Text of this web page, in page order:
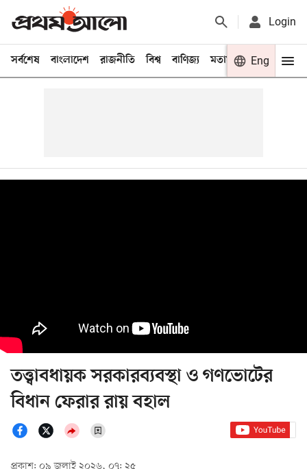
Login
সর্বশেষ বাংলাদেশ রাজনীতি বিশ্ব বাণিজ্য মতামত খেলা
Eng
তত্ত্বাবধায়ক সরকারব্যবস্থা ও গণভোটের
বিধান ফেরার রায় বহাল